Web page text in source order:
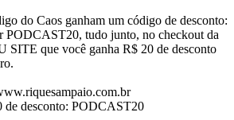
do Caos ganham um código de desconto:
PODCAST20, tudo junto, no checkout da
SITE que você ganha R$ 20 de desconto
de desconto: PODCAST20